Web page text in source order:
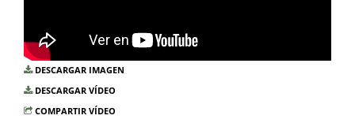
DESCARGAR IMAGEN
DESCARGAR VÍDEO
COMPARTIR VÍDEO